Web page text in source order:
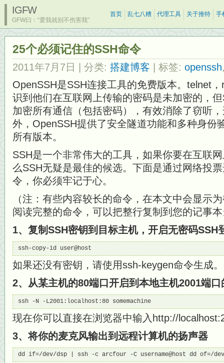
IGFW
GFW曰：“爱我就别不伤害我”
首页 乱七八糟 代理工具 关于推特 手
25个必须记住的SSH命令
2011年7月7日 | 分类: 搭建博客 | 标签: openssh
OpenSSH是SSH连接工具的免费版本。telnet
识到他们在互联网上传输的密码是未加密的，
加密所有通信（包括密码），有效消除了窃听
外，OpenSSH提供了安全隧道功能和多种身份
所有版本。
SSH是一个非常伟大的工具，如果你要在互联
么SSH无疑是最佳的候选。下面是通过网络投
令，你必须牢记于心。
（注：有些内容较长的命令，在本文中会显示
阅读完整的命令，可以把整行复制到您的记事
1、复制SSH密钥到目标主机，开启无密码SSH
ssh-copy-id user@host
如果还没有密钥，请使用ssh-keygen命令生成。
2、从某主机的80端口开启到本地主机2001端口
ssh -N -L2001:localhost:80 somemachine
现在你可以直接在浏览器中输入http://
3、将你的麦克风输出到远程计算机的扬声器
dd if=/dev/dsp | ssh -c arcfour -C username@host dd of=/